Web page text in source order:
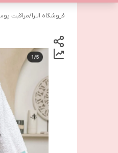
فروشگاه الارا/مراقبت